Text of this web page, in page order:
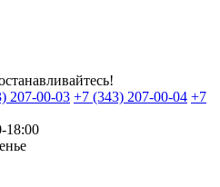
207-00-03 +7 (343) 207-00-04 +7
18:00